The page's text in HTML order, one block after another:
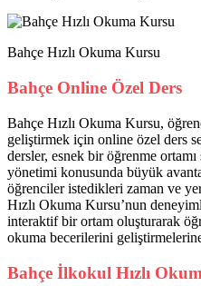
Bahçe Hızlı Okuma Kursu
Bahçe Online Özel Ders
Bahçe Hızlı Okuma Kursu,
geliştirmek için online özel ders
dersler, esnek bir öğrenme
yönetimi konusunda büyük
öğrenciler istedikleri zaman ve
Hızlı Okuma Kursu’nun
interaktif bir ortam oluşturarak
okuma becerilerini
Bahçe İlkokul Hızlı